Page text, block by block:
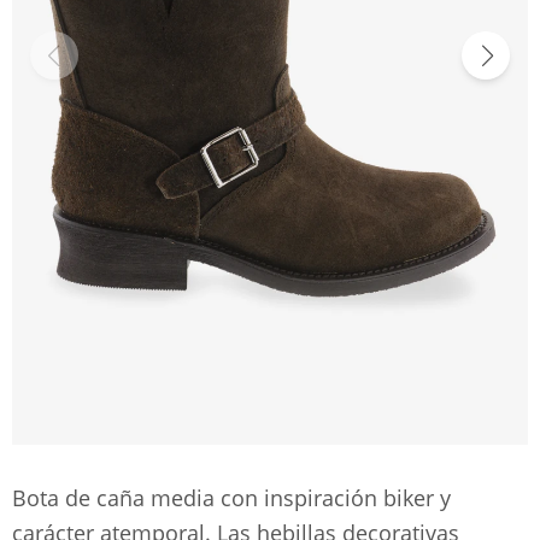
Bota de caña media con inspiración biker y
carácter atemporal. Las hebillas decorativas